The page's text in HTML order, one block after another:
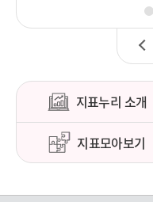
이
전
지표누리 소개
지표모아보기